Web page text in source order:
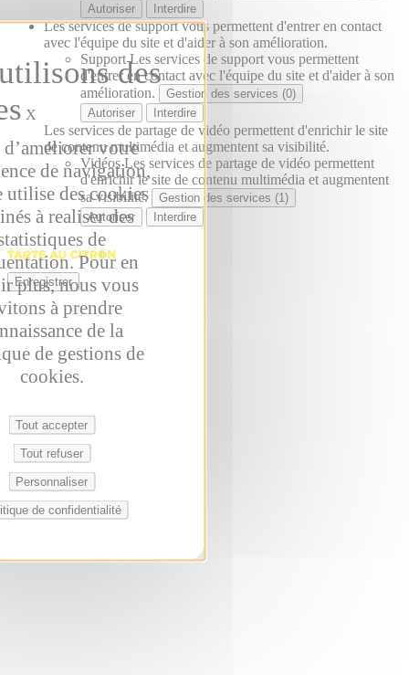
Autoriser
Interdire
Les services de support vous permettent d'entrer en contact
avec l'équipe du site et d'aider à son amélioration.
Support Les services de support vous permettent
d'entrer en contact avec l'équipe du site et d'aider à son
amélioration.
Gestion des services (0)
Autoriser
Interdire
Les services de partage de vidéo permettent d'enrichir le site
de contenu multimédia et augmentent sa visibilité.
Vidéos Les services de partage de vidéo permettent
d'enrichir le site de contenu multimédia et augmentent
sa visibilité.
Gestion des services (1)
Autoriser
Interdire
Enregistrer
X
votre
de navigation,
utilise des cookies
à realiser des
de
Pour en
plus, nous vous
à prendre
de la
de gestions de
cookies.
Tout accepter
Tout refuser
Personnaliser
de confidentialité